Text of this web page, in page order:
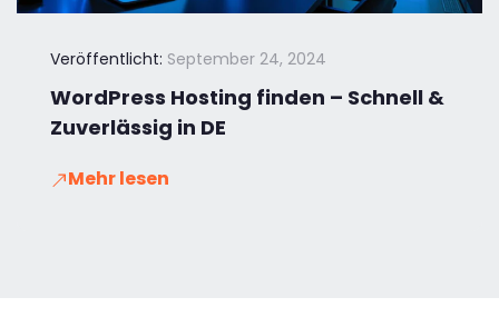
Veröffentlicht: September 24, 2024
WordPress Hosting finden – Schnell &
Zuverlässig in DE
Mehr lesen